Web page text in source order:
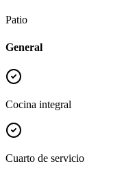
Patio
General
Cocina integral
Cuarto de servicio